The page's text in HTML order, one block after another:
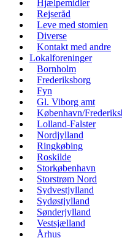
Hjælpemidler
Rejseråd
Leve med stomien
Diverse
Kontakt med andre
Lokalforeninger
Bornholm
Frederiksborg
Fyn
Gl. Viborg amt
København/
Lolland-Falster
Nordjylland
Ringkøbing
Roskilde
Storkøbenhavn
Storstrøm Nord
Sydvestjylland
Sydøstjylland
Sønderjylland
Vestsjælland
Århus